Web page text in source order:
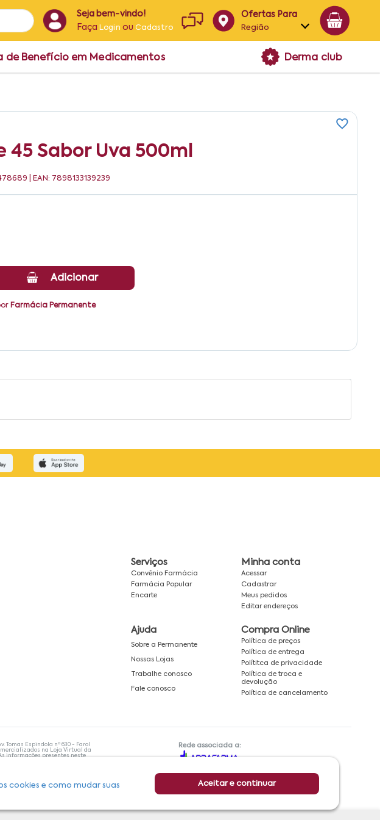
Seja bem-vindo!
Faça Login ouCadastro
Ofertas Para
Região
Alagoas
de Benefício em Medicamentos Derma club
45 Sabor Uva 500ml
| EAN: 7898133139239
Adicionar
Farmácia Permanente
cookies e como mudar suas
Aceitar e continuar
Serviços
Convênio Farmácia
Farmácia Popular
Encarte
Minha conta
Acessar
Cadastrar
Meus pedidos
Editar endereços
Ajuda
Sobre a Permanente
Nossas Lojas
Trabalhe conosco
Fale conosco
Compra Online
Política de preços
Política de entrega
Polítitca de privacidade
Política de troca e
devolução
Política de cancelamento
Tomas Espindola nº 630 - Farol
na Loja Virtual da
informações presentes neste
está capacitado para
trabalha com as
são compromissos da
Rede associada a: